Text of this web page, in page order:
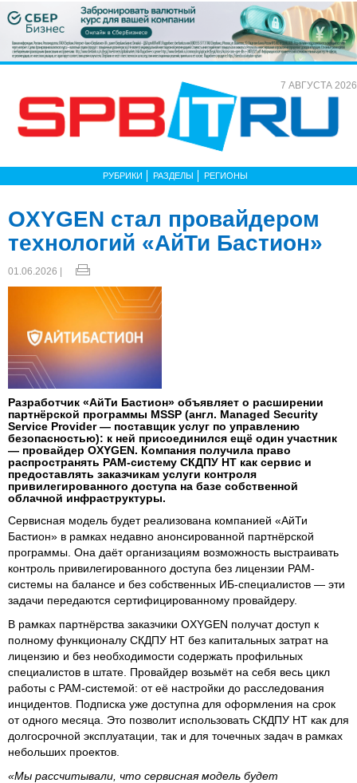
7 АВГУСТА 2026
РУБРИКИ РАЗДЕЛЫ РЕГИОНЫ
OXYGEN стал провайдером
технологий «АйТи Бастион»
01.06.2026 |
Разработчик «АйТи Бастион» объявляет о расширении
партнёрской программы MSSP (англ. Managed Security
Service Provider — поставщик услуг по управлению
безопасностью): к ней присоединился ещё один участник
— провайдер OXYGEN. Компания получила право
распространять PAM-систему СКДПУ НТ как сервис и
предоставлять заказчикам услуги контроля
привилегированного доступа на базе собственной
облачной инфраструктуры.
Сервисная модель будет реализована компанией «АйТи
Бастион» в рамках недавно анонсированной партнёрской
программы. Она даёт организациям возможность выстраивать
контроль привилегированного доступа без лицензии PAM-
системы на балансе и без собственных ИБ-специалистов — эти
задачи передаются сертифицированному провайдеру.
В рамках партнёрства заказчики OXYGEN получат доступ к
полному функционалу СКДПУ НТ без капитальных затрат на
лицензию и без необходимости содержать профильных
специалистов в штате. Провайдер возьмёт на себя весь цикл
работы с PAM-системой: от её настройки до расследования
инцидентов. Подписка уже доступна для оформления на срок
от одного месяца. Это позволит использовать СКДПУ НТ как для
долгосрочной эксплуатации, так и для точечных задач в рамках
небольших проектов.
«Мы рассчитывали, что сервисная модель будет